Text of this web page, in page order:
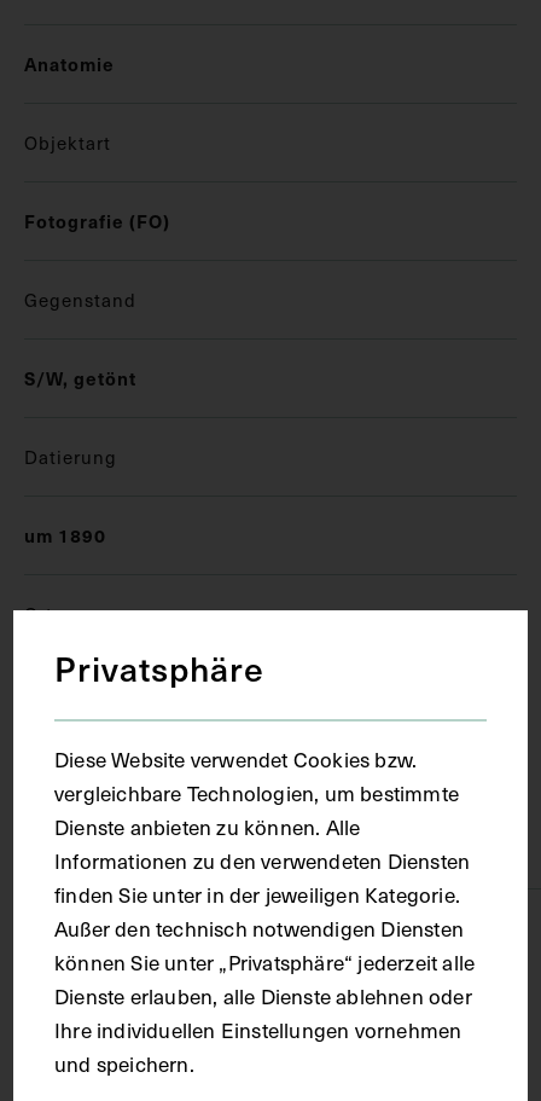
Anatomie
Objektart
Fotografie (FO)
Gegenstand
S/W, getönt
Datierung
um 1890
Ort
Material
Papier
Technik
Fotografie
Privatsphäre
Diese Website verwendet Cookies bzw.
vergleichbare Technologien, um bestimmte
Dienste anbieten zu können. Alle
Informationen zu den verwendeten Diensten
finden Sie unter in der jeweiligen Kategorie.
Außer den technisch notwendigen Diensten
können Sie unter „Privatsphäre“ jederzeit alle
Dienste erlauben, alle Dienste ablehnen oder
Ihre individuellen Einstellungen vornehmen
und speichern.